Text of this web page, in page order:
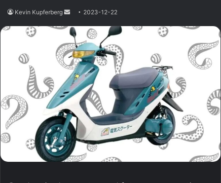
Kevin Kupferberg
Send
email
2023-12-22